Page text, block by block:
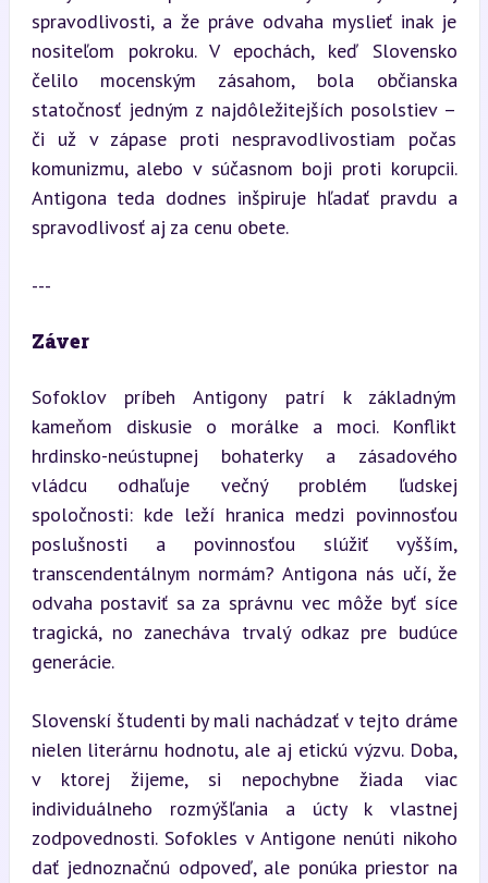
spravodlivosti, a že práve odvaha myslieť inak je
nositeľom pokroku. V epochách, keď Slovensko
čelilo mocenským zásahom, bola občianska
statočnosť jedným z najdôležitejších posolstiev –
či už v zápase proti nespravodlivostiam počas
komunizmu, alebo v súčasnom boji proti korupcii.
Antigona teda dodnes inšpiruje hľadať pravdu a
spravodlivosť aj za cenu obete.
---
Záver
Sofoklov príbeh Antigony patrí k základným
kameňom diskusie o morálke a moci. Konflikt
hrdinsko-neústupnej bohaterky a zásadového
vládcu odhaľuje večný problém ľudskej
spoločnosti: kde leží hranica medzi povinnosťou
poslušnosti a povinnosťou slúžiť vyšším,
transcendentálnym normám? Antigona nás učí, že
odvaha postaviť sa za správnu vec môže byť síce
tragická, no zanecháva trvalý odkaz pre budúce
generácie.
Slovenskí študenti by mali nachádzať v tejto dráme
nielen literárnu hodnotu, ale aj etickú výzvu. Doba,
v ktorej žijeme, si nepochybne žiada viac
individuálneho rozmýšľania a úcty k vlastnej
zodpovednosti. Sofokles v Antigone nenúti nikoho
dať jednoznačnú odpoveď, ale ponúka priestor na